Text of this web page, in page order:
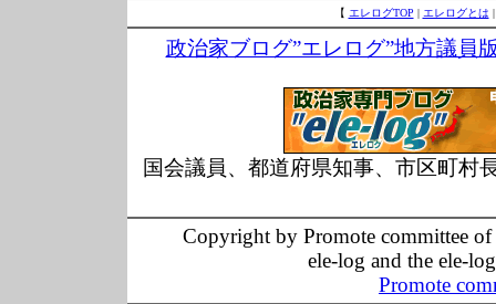
【 エレログTOP | エレログとは
政治家ブログ”エレログ”地方議員
国会議員、都道府県知事、市区町村
Copyright by Promote committee
ele-log and the ele-
Promote